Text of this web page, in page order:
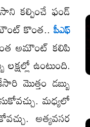
కల్పించే ఫండ్
కొంత.. పీఎఫ్
అమౌంట్ కలిపి
ఉంటుంది.
మొత్తం డబ్బు
మధ్యలో
అత్యవసర